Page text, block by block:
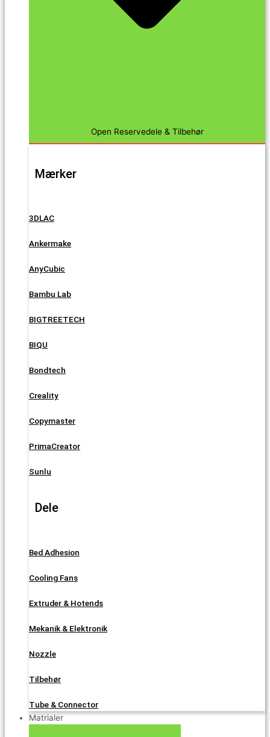
Open Reservedele & Tilbehør
Mærker
3DLAC
Ankermake
AnyCubic
Bambu Lab
BIGTREETECH
BIQU
Bondtech
Creality
Copymaster
PrimaCreator
Sunlu
Dele
Bed Adhesion
Cooling Fans
Extruder & Hotends
Mekanik & Elektronik
Nozzle
Tilbehør
Tube & Connector
Matrialer